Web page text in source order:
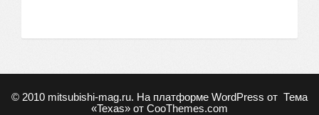
© 2010 mitsubishi-mag.ru. На платформе WordPress от Тема
«Texas» от CooThemes.com